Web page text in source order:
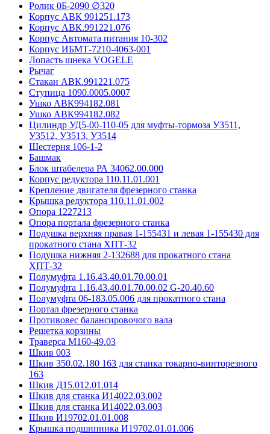
Ролик 0Б-2090 ∅320
Корпус АВК 991251.173
Корпус АВК.991221.076
Корпус Автомата питания 10-302
Корпус ИБМТ-7210-4063-001
Лопасть шнека VOGELE
Рычаг
Стакан АВК.991221.075
Ступица 1090.0005.0007
Ушко АВК994182.081
Ушко АВК994182.082
Цилиндр УД5-00-110-05 для муфты-тормоза У3511,
У3512, У3513, У3514
Шестерня 106-1-2
Башмак
Блок штабелера РА 34062.00.000
Корпус редуктора 110.11.01.001
Крепление двигателя фрезерного станка
Крышка редуктора 110.11.01.002
Опора 1227213
Опора портала фрезерного станка
Подушка верхняя правая 1-155431 и левая 1-155430 для
прокатного стана ХПТ-32
Подушка нижняя 2-132688 для прокатного стана
ХПТ-32
Полумуфта 1.16.43.40.01.70.00.01
Полумуфта 1.16.43.40.01.70.00.02 G-20.40.60
Полумуфта 06-183.05.006 для прокатного стана
Портал фрезерного станка
Противовес балансировочого вала
Решетка корзины
Траверса М160-49.03
Шкив 003
Шкив 350.02.180 163 для станка токарно-винторезного
163
Шкив Д15.012.01.014
Шкив для станка И14022.03.002
Шкив для станка И14022.03.003
Шкив И19702.01.01.008
Крышка подшипника И19702.01.01.006